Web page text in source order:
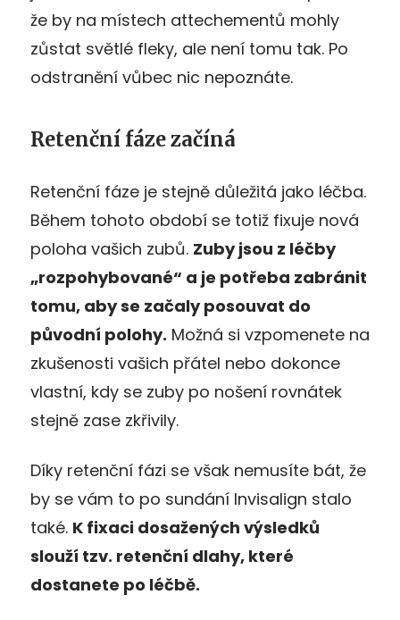
že by na místech attechementů mohly
zůstat světlé fleky, ale není tomu tak. Po
odstranění vůbec nic nepoznáte.
Retenční fáze začíná
Retenční fáze je stejně důležitá jako léčba.
Během tohoto období se totiž fixuje nová
poloha vašich zubů. Zuby jsou z léčby
„rozpohybované“ a je potřeba zabránit
tomu, aby se začaly posouvat do
původní polohy. Možná si vzpomenete na
zkušenosti vašich přátel nebo dokonce
vlastní, kdy se zuby po nošení rovnátek
stejně zase zkřivily.
Díky retenční fázi se však nemusíte bát, že
by se vám to po sundání Invisalign stalo
také. K fixaci dosažených výsledků
slouží tzv. retenční dlahy, které
dostanete po léčbě.